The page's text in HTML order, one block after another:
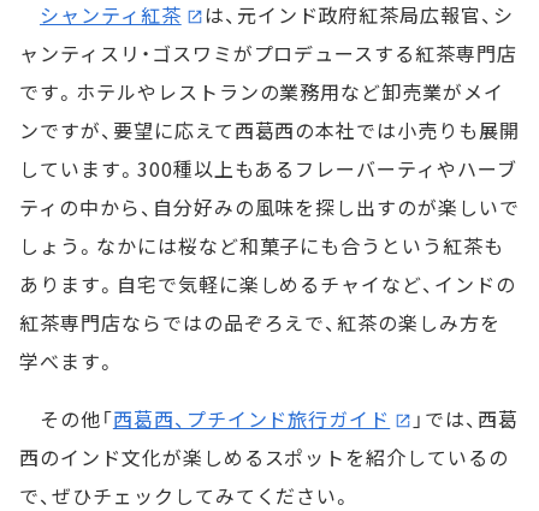
シャンティ紅茶
は、元インド政府紅茶局広報官、シ
ャンティスリ・ゴスワミがプロデュースする紅茶専門店
です。ホテルやレストランの業務用など卸売業がメイ
ンですが、要望に応えて西葛西の本社では小売りも展開
しています。300種以上もあるフレーバーティやハーブ
ティの中から、自分好みの風味を探し出すのが楽しいで
しょう。なかには桜など和菓子にも合うという紅茶も
あります。自宅で気軽に楽しめるチャイなど、インドの
紅茶専門店ならではの品ぞろえで、紅茶の楽しみ方を
学べます。
その他「西葛西、プチインド旅行ガイド
」では、西葛
西のインド文化が楽しめるスポットを紹介しているの
で、ぜひチェックしてみてください。